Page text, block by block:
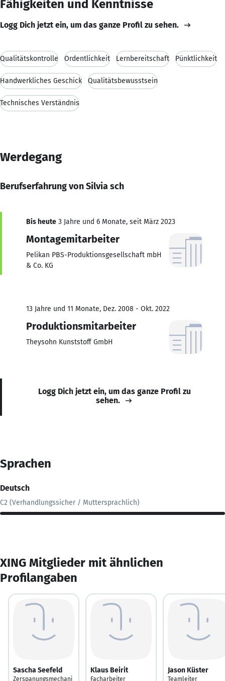
Fähigkeiten und Kenntnisse
Logg Dich jetzt ein, um das ganze Profil zu sehen.
Qualitätskontrolle Ordentlichkeit Lernbereitschaft Pünktlichkeit
Handwerkliches Geschick Qualitätsbewusstsein
Technisches Verständnis
Werdegang
Berufserfahrung von Silvia sch
Bis heute 3 Jahre und 6 Monate, seit März 2023
Montagemitarbeiter
Pelikan PBS-Produktionsgesellschaft mbH
& Co. KG
13 Jahre und 11 Monate, Dez. 2008 - Okt. 2022
Produktionsmitarbeiter
Theysohn Kunststoff GmbH
Logg Dich jetzt ein, um das ganze Profil zu
sehen.
Sprachen
Deutsch
C2 (Verhandlungssicher / Muttersprachlich)
XING Mitglieder mit ähnlichen
Profilangaben
Sascha Seefeld
Zerspanungsmechani
Klaus Beirit
Facharbeiter
Jason Küster
Teamleiter